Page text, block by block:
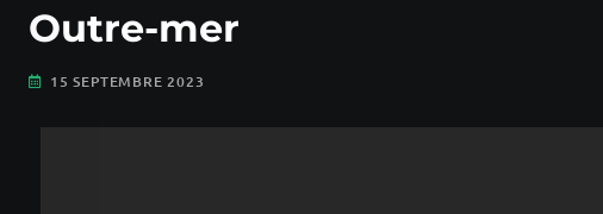
Outre-mer
15 SEPTEMBRE 2023